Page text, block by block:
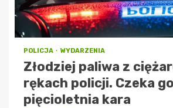
POLICJA WYDARZENIA
Złodziej paliwa z
rękach policji. Czeka go
pięcioletnia kara